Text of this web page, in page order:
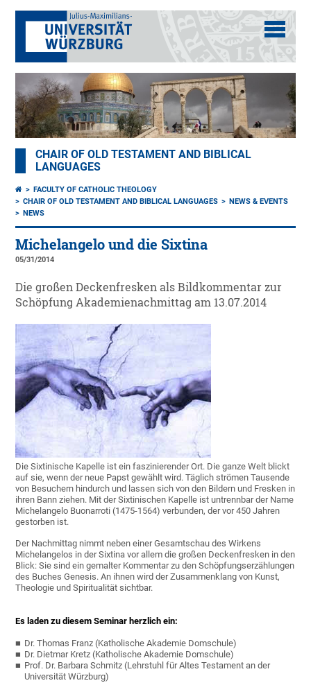
CHAIR OF OLD TESTAMENT AND BIBLICAL
LANGUAGES
FACULTY OF CATHOLIC THEOLOGY
CHAIR OF OLD TESTAMENT AND BIBLICAL LANGUAGES
NEWS & EVENTS
NEWS
Michelangelo und die Sixtina
05/31/2014
Die großen Deckenfresken als Bildkommentar zur
Schöpfung Akademienachmittag am 13.07.2014
Die Sixtinische Kapelle ist ein faszinierender Ort. Die ganze Welt blickt
auf sie, wenn der neue Papst gewählt wird. Täglich strömen Tausende
von Besuchern hindurch und lassen sich von den Bildern und Fresken in
ihren Bann ziehen. Mit der Sixtinischen Kapelle ist untrennbar der Name
Michelangelo Buonarroti (1475-1564) verbunden, der vor 450 Jahren
gestorben ist.
Der Nachmittag nimmt neben einer Gesamtschau des Wirkens
Michelangelos in der Sixtina vor allem die großen Deckenfresken in den
Blick: Sie sind ein gemalter Kommentar zu den Schöpfungserzählungen
des Buches Genesis. An ihnen wird der Zusammenklang von Kunst,
Theologie und Spiritualität sichtbar.
Es laden zu diesem Seminar herzlich ein:
Dr. Thomas Franz (Katholische Akademie Domschule)
Dr. Dietmar Kretz (Katholische Akademie Domschule)
Prof. Dr. Barbara Schmitz (Lehrstuhl für Altes Testament an der
Universität Würzburg)